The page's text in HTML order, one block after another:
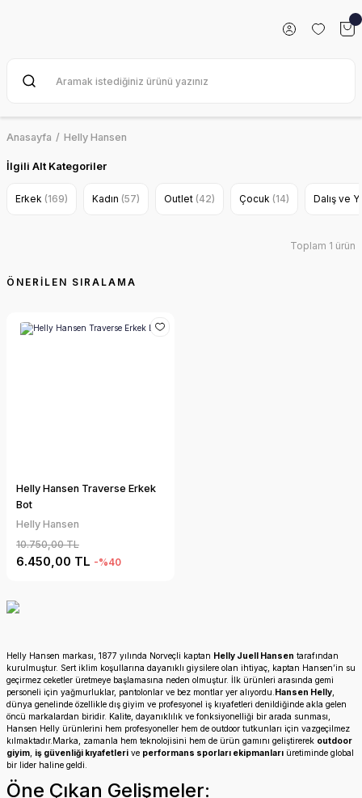
Anasayfa Helly Hansen
İlgili Alt Kategoriler
Erkek (169) Kadın (57) Outlet (42) Çocuk (14) Dalış ve
Toplam 1 ürün
Helly Hansen Traverse Erkek
Bot
Helly Hansen
10.750,00 TL
6.450,00 TL -%40
Helly Hansen markası, 1877 yılında Norveçli kaptan Helly Juell Hansen tarafından
kurulmuştur. Sert iklim koşullarına dayanıklı giysilere olan ihtiyaç, kaptan Hansen’in su
geçirmez ceketler üretmeye başlamasına neden olmuştur. İlk ürünleri arasında gemi
personeli için yağmurluklar, pantolonlar ve bez montlar yer alıyordu. Hansen Helly
dünya genelinde özellikle dış giyim ve profesyonel iş kıyafetleri denildiğinde akla gelen
öncü markalardan biridir. Kalite, dayanıklılık ve fonksiyonelliği bir arada sunması,
Hansen Helly ürünlerini hem profesyoneller hem de outdoor tutkunları için vazgeçilmez
kılmaktadır.Marka, zamanla hem teknolojisini hem de ürün gamını geliştirerek outdoor
giyim iş güvenliği kıyafetleri ve performans sporları ekipmanları üretiminde global
bir lider haline geldi.
Öne Çıkan Gelişmeler: